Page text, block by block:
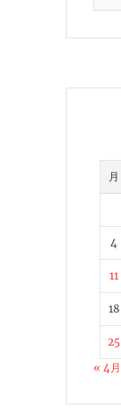
月
4
11
18
25
« 4月